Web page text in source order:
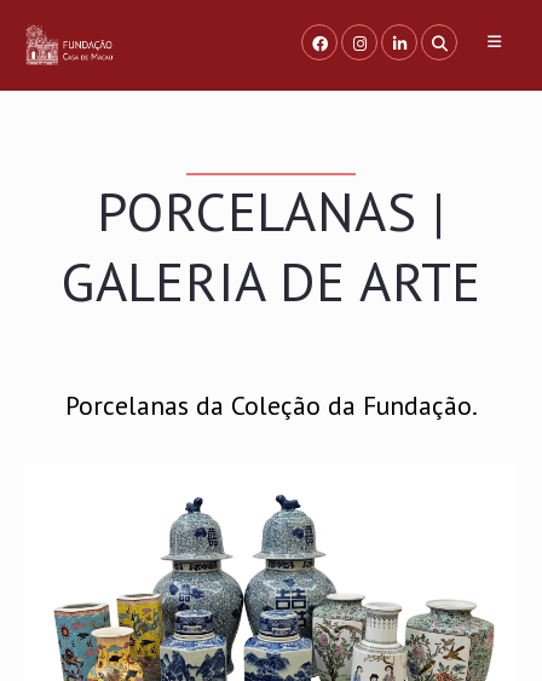
Saltar
para
o
PORCELANAS |
GALERIA DE ARTE
Porcelanas da Coleção da Fundação.